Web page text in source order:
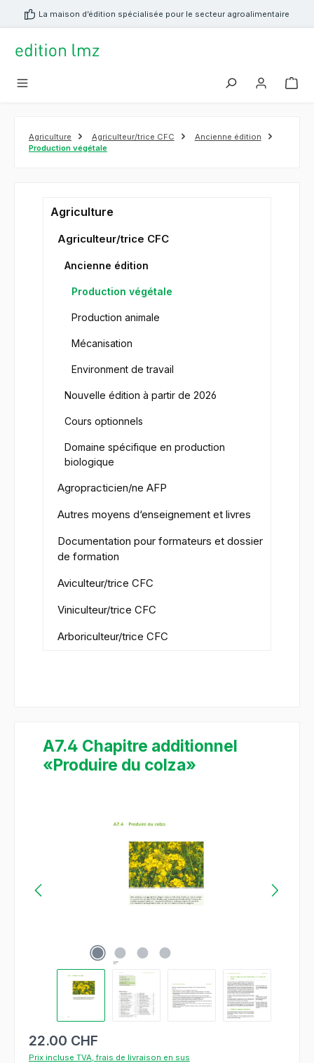
principal
La maison d’édition spécialisée pour le secteur agroalimentaire
Agriculture Agriculteur/trice CFC
Ancienne édition
Production végétale
Agriculture
Agriculteur/trice CFC
Ancienne édition
Production végétale
Production animale
Mécanisation
Environment de travail
Nouvelle édition à partir de 2026
Cours optionnels
Domaine spécifique en production
biologique
Agropracticien/ne AFP
Autres moyens d‘enseignement et livres
Documentation pour formateurs et dossier
de formation
Aviculteur/trice CFC
Viniculteur/trice CFC
Arboriculteur/trice CFC
A7.4 Chapitre additionnel
«Produire du colza»
22.00 CHF
Prix incluse TVA, frais de livraison en sus